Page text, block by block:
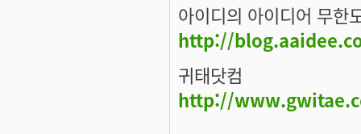
아이디의 아이디어 무한
http://
귀태닷컴
http://